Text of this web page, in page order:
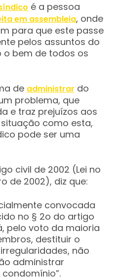
é a pessoa
em assembleia, onde
para que este passe
pelos assuntos do
o bem de todos os
de administrar do
problema, que
e traz prejuízos aos
como esta,
pode ser uma
civil de 2002 (Lei no
de 2002), diz que:
convocada
no § 2o do artigo
pelo voto da maioria
destituir o
não
administrar